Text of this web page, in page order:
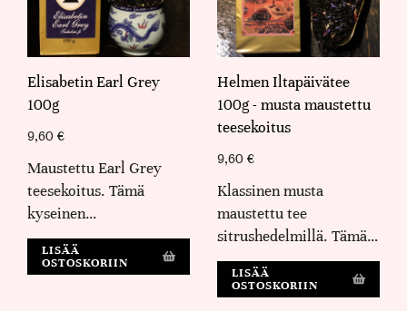
Elisabetin Earl Grey
100g
9,60 €
Maustettu Earl Grey
teesekoitus. Tämä
kyseinen…
LISÄÄ
OSTOSKORIIN
Helmen Iltapäivätee
100g - musta maustettu
teesekoitus
9,60 €
Klassinen musta
maustettu tee
sitrushedelmillä. Tämä…
LISÄÄ
OSTOSKORIIN